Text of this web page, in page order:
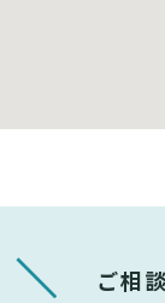
ご相